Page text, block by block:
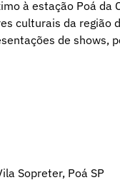
à estação Poá da
culturais da região
de shows,
Sopreter, Poá SP